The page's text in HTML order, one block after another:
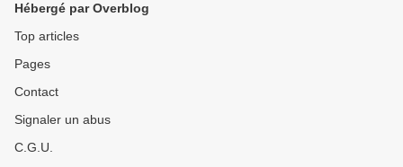
Hébergé par Overblog
Top articles
Pages
Contact
Signaler un abus
C.G.U.